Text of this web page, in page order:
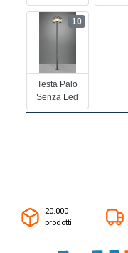
Testa Palo
Senza Led
10
20.000
prodotti